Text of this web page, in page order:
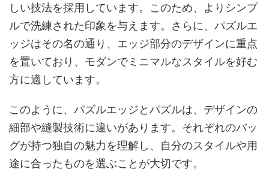
しい技法を採用しています。このため、よりシンプ
ルで洗練された印象を与えます。さらに、パズルエ
ッジはその名の通り、エッジ部分のデザインに重点
を置いており、モダンでミニマルなスタイルを好む
方に適しています。
このように、パズルエッジとパズルは、デザインの
細部や縫製技術に違いがあります。それぞれのバッ
グが持つ独自の魅力を理解し、自分のスタイルや用
途に合ったものを選ぶことが大切です。